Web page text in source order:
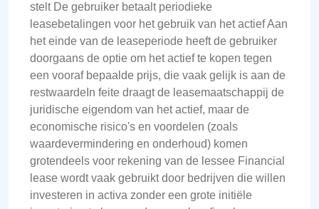
stelt De gebruiker betaalt periodieke
leasebetalingen voor het gebruik van het actief Aan
het einde van de leaseperiode heeft de gebruiker
doorgaans de optie om het actief te kopen tegen
een vooraf bepaalde prijs, die vaak gelijk is aan de
restwaardeIn feite draagt de leasemaatschappij de
juridische eigendom van het actief, maar de
economische risico's en voordelen (zoals
waardevermindering en onderhoud) komen
grotendeels voor rekening van de lessee Financial
lease wordt vaak gebruikt door bedrijven die willen
investeren in activa zonder een grote initiële